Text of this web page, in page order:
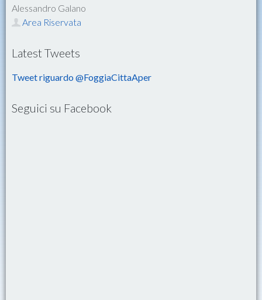
Alessandro Galano
Area Riservata
Latest Tweets
Tweet riguardo @FoggiaCittaAper
Seguici su Facebook